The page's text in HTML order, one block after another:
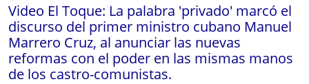
Video El Toque: La palabra 'privado' marcó el
discurso del primer ministro cubano Manuel
Marrero Cruz, al anunciar las nuevas
reformas con el poder en las mismas manos
de los castro-comunistas.